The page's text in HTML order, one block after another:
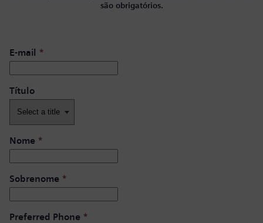
são obrigatórios.
E-mail *
Título
Nome *
Sobrenome *
Preferred Phone *